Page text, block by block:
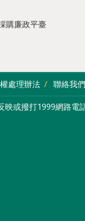
購廉政平臺
處理辦法 聯絡我們
或撥打1999網路電話